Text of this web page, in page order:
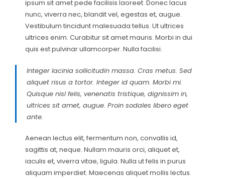
ipsum sit amet pede facilisis laoreet. Donec lacus
nunc, viverra nec, blandit vel, egestas et, augue.
Vestibulum tincidunt malesuada tellus. Ut ultrices
ultrices enim. Curabitur sit amet mauris. Morbi in dui
quis est pulvinar ullamcorper. Nulla facilisi.
Integer lacinia sollicitudin massa. Cras metus. Sed
aliquet risus a tortor. Integer id quam. Morbi mi.
Quisque nisl felis, venenatis tristique, dignissim in,
ultrices sit amet, augue. Proin sodales libero eget
ante.
Aenean lectus elit, fermentum non, convallis id,
sagittis at, neque. Nullam mauris orci, aliquet et,
iaculis et, viverra vitae, ligula. Nulla ut felis in purus
aliquam imperdiet. Maecenas aliquet mollis lectus.